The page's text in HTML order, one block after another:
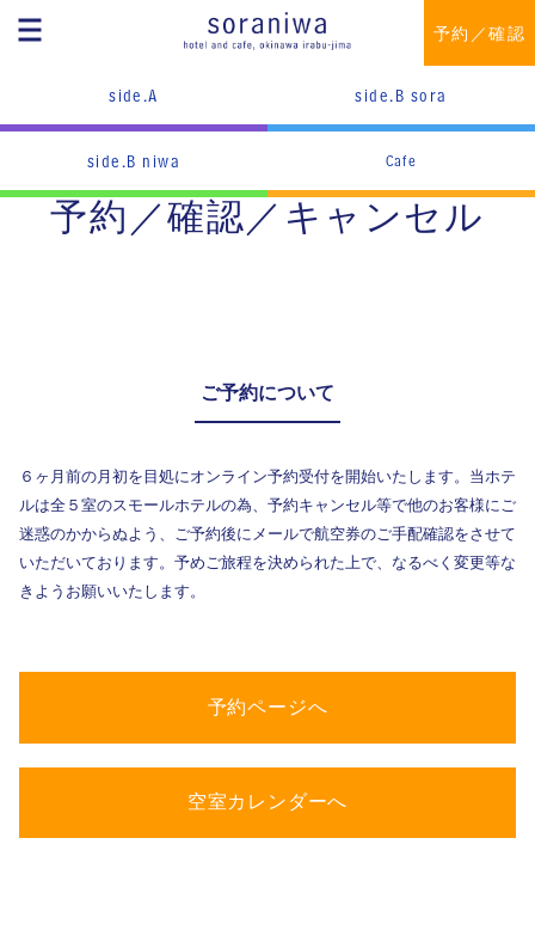
予約／確認
side.A side.B sora
side.B niwa Cafe
予約／確認／キャンセル
ご予約について
６ヶ月前の月初を目処にオンライン予約受付を開始いたします。当ホテ
ルは全５室のスモールホテルの為、予約キャンセル等で他のお客様にご
迷惑のかからぬよう、ご予約後にメールで航空券のご手配確認をさせて
いただいております。予めご旅程を決められた上で、なるべく変更等な
きようお願いいたします。
予約ページへ
空室カレンダーへ